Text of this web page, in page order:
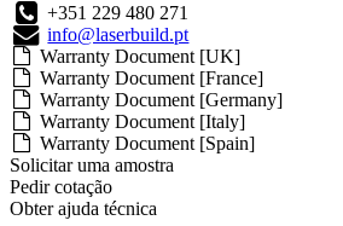
+351 229 480 271
info@laserbuild.pt
Warranty Document [UK]
Warranty Document [France]
Warranty Document [Germany]
Warranty Document [Italy]
Warranty Document [Spain]
Solicitar uma amostra
Pedir cotação
Obter ajuda técnica